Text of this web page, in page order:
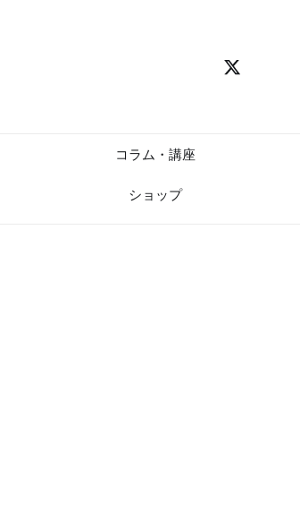
コラム・講座
ショップ